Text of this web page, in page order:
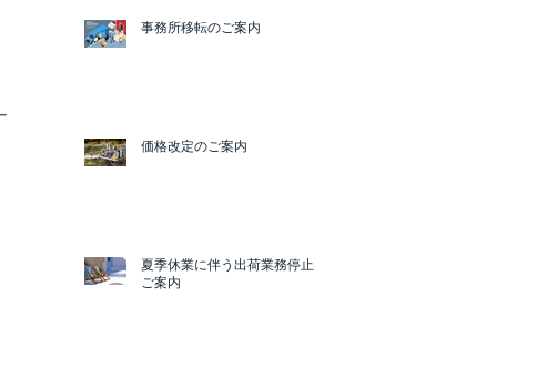
事務所移転のご案内
価格改定のご案内
夏季休業に伴う出荷業務停止の
ご案内